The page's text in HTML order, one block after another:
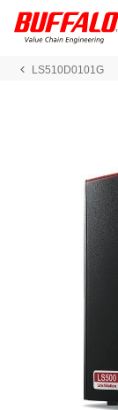
LS510D0101G